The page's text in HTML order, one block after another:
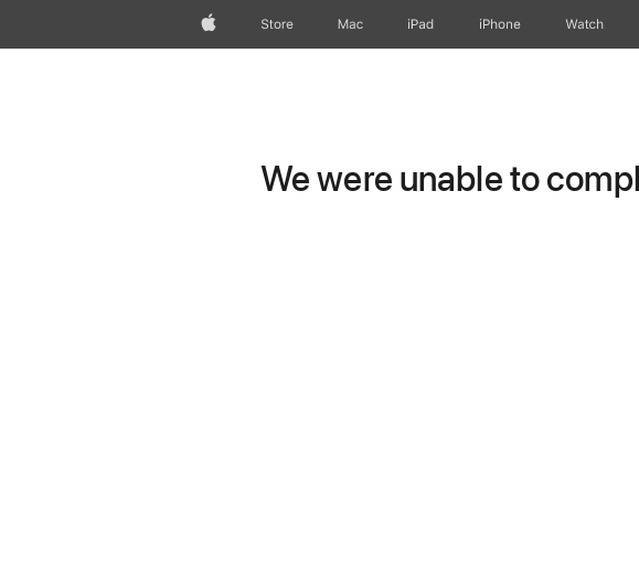
AppleStore Mac iPad iPhone Watch
We were unable to